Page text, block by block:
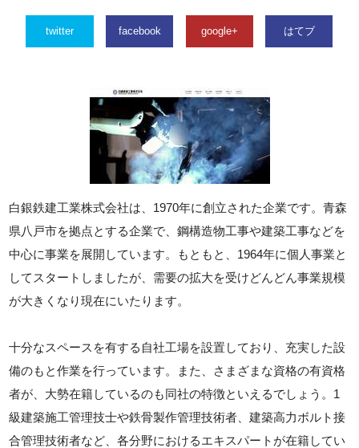
twitter facebook google+ はてブ
白銀鉄建工業株式会社は、1970年に創立された企業です。青森
県八戸市を拠点とする企業で、鋼構造物工事や建築工事などを
中心に事業を展開しています。もともと、1964年に個人事業と
してスタートしましたが、需要の拡大を受けどんどん事業規模
が大きくなり現在にいたります。
十分なスペースを有する自社工場を設置しており、充実した設
備のもと作業を行っています。また、さまざまな資格の有資格
者が、大勢在籍しているのも同社の特徴といえるでしょう。1
級建築施工管理技士や鉄骨製作管理技術者、建築高力ボルト接
合管理技術者など、各分野におけるエキスパートが在籍してい